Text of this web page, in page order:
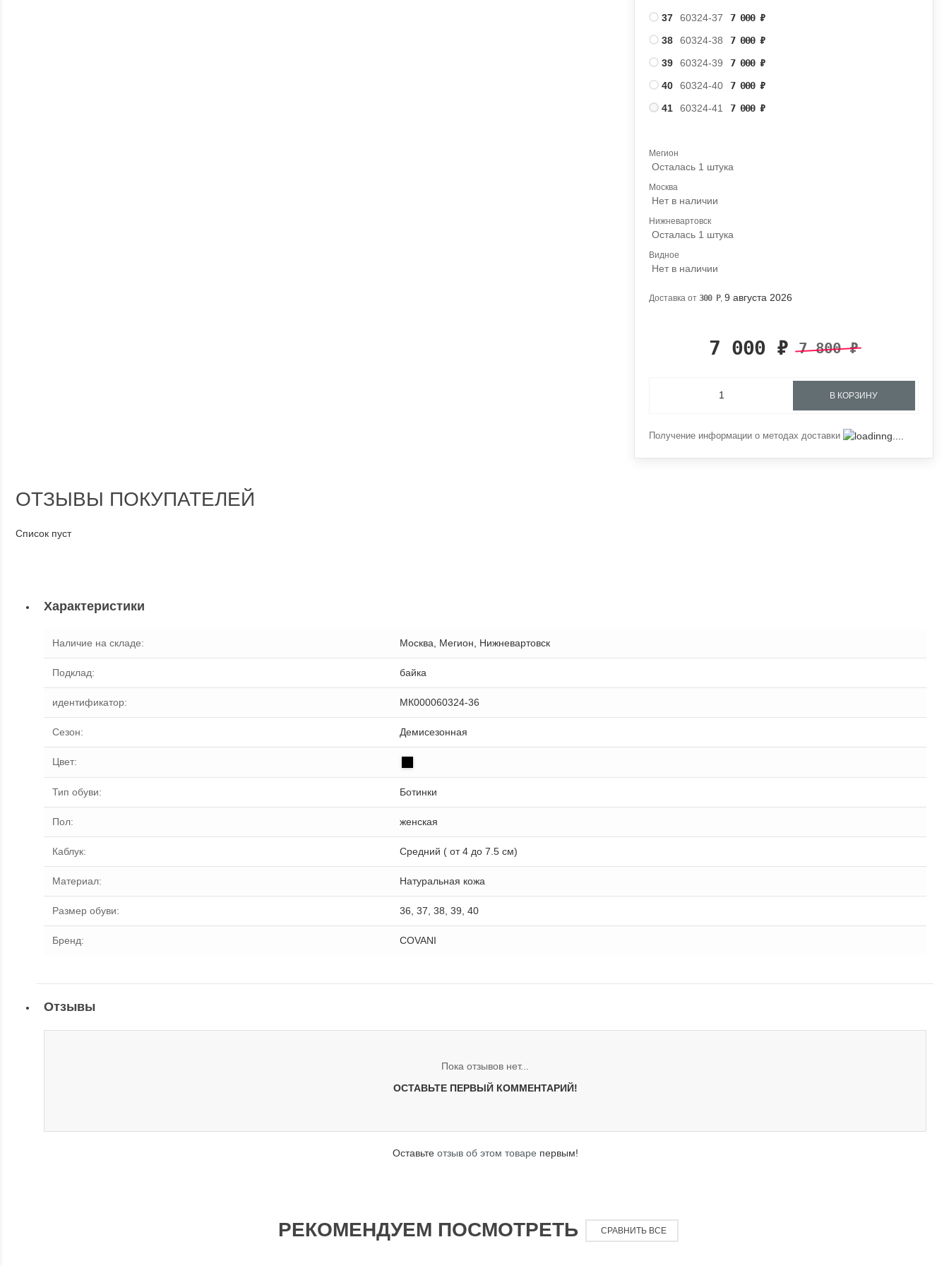
37
60324-37 7 000₽
38
60324-38 7 000₽
39
60324-39 7 000₽
40
60324-40 7 000₽
41
60324-41 7 000₽
Мегион
Осталась 1 штука
Москва
Нет в наличии
Нижневартовск
Осталась 1 штука
Видное
Нет в наличии
Доставка от300 Р,9 августа 2026
7 000 ₽ 7 800₽
В КОРЗИНУ
Получение информации о методах доставки
ОТЗЫВЫ ПОКУПАТЕЛЕЙ
Список пуст
Характеристики
Наличие на складе: Москва, Мегион, Нижневартовск
Подклад: байка
идентификатор: МК000060324-36
Сезон: Демисезонная
Цвет:
Тип обуви: Ботинки
Пол: женская
Каблук: Средний ( от 4 до 7.5 см)
Материал: Натуральная кожа
Размер обуви: 36, 37, 38, 39, 40
Бренд: COVANI
Отзывы
Пока отзывов нет...
ОСТАВЬТЕ ПЕРВЫЙ КОММЕНТАРИЙ!
Оставьте отзыв об этом товаре первым!
РЕКОМЕНДУЕМ ПОСМОТРЕТЬ СРАВНИТЬ ВСЕ